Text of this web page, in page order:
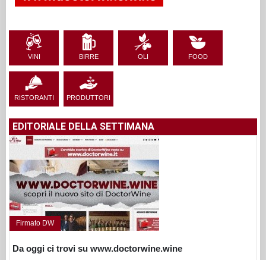
VINI BIRRE OLI FOOD
RISTORANTI PRODUTTORI
EDITORIALE DELLA SETTIMANA
Firmato DW
Da oggi ci trovi su www.doctorwine.wine